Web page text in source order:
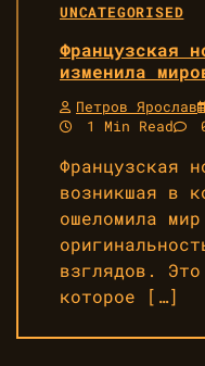
UNCATEGORISED
Французская
изменила
Петров Ярослав
1 Min Read
Французская
возникшая в
ошеломила
взглядов.
которое […]